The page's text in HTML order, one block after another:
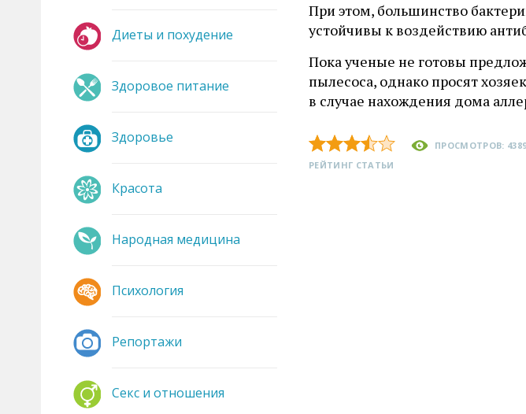
При этом, большинство
устойчивы к воздействию
Пока ученые не готовы
пылесоса, однако просят
в случае нахождения дома
РЕЙТИНГ СТАТЬИ
ПРОСМОТРОВ:
Диеты и похудение
Здоровое питание
Здоровье
Красота
Народная медицина
Психология
Репортажи
Секс и отношения